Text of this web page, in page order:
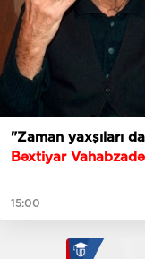
"Zaman yaxşıları
Bəxtiyar
15:00